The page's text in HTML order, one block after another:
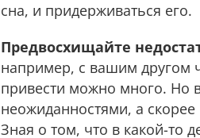
сна, и придерживаться его.
Предвосхищайте
например, с вашим другом
привести можно много. Но
неожиданностями, а
Зная о том, что в какой-то